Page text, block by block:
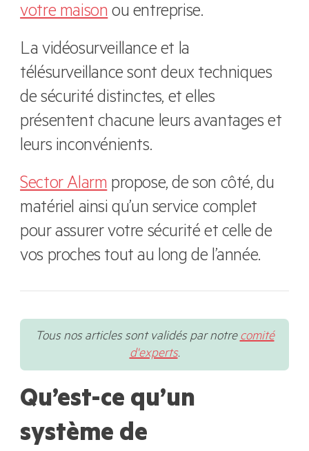
votre maisonou entreprise.
La vidéosurveillance et la
télésurveillance sont deux techniques
de sécurité distinctes, et elles
présentent chacune leurs avantages et
leurs inconvénients.
Sector Alarmpropose, de son côté, du
matériel ainsi qu’un service complet
pour assurer votre sécurité et celle de
vos proches tout au long de l’année.
Tous nos articles sont validés par notrecomité
d'experts.
Qu’est-ce qu’un
système de